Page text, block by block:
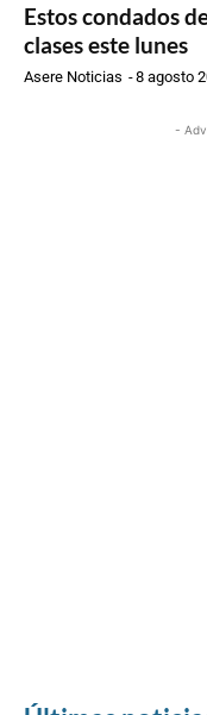
Estos condados
clases este lunes
Asere Noticias -8 agosto
-